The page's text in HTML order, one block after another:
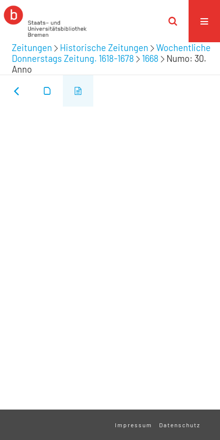
Zeitungen Historische Zeitungen
Wochentliche
Donnerstags Zeitung. 1618-1678
1668
Numo: 30.
Anno
Impressum Datenschutz